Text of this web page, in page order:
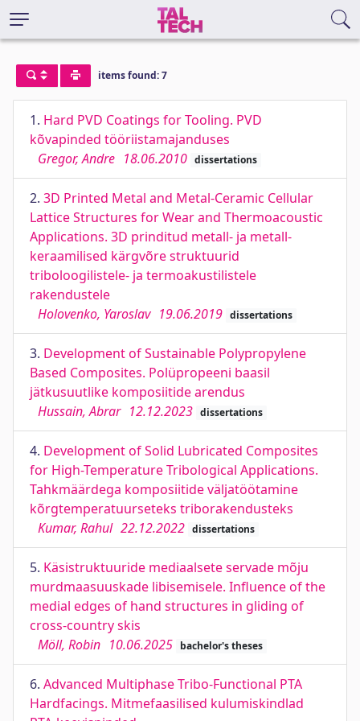
items found: 7
1. Hard PVD Coatings for Tooling. PVD
kõvapinded tööriistamajanduses
Gregor, Andre 18.06.2010 dissertations
2. 3D Printed Metal and Metal-Ceramic Cellular
Lattice Structures for Wear and Thermoacoustic
Applications. 3D prinditud metall- ja metall-
keraamilised kärgvõre struktuurid
triboloogilistele- ja termoakustilistele
rakendustele
Holovenko, Yaroslav 19.06.2019 dissertations
3. Development of Sustainable Polypropylene
Based Composites. Polüpropeeni baasil
jätkusuutlike komposiitide arendus
Hussain, Abrar 12.12.2023 dissertations
4. Development of Solid Lubricated Composites
for High-Temperature Tribological Applications.
Tahkmäärdega komposiitide väljatöötamine
kõrgtemperatuurseteks triborakendusteks
Kumar, Rahul 22.12.2022 dissertations
5. Käsistruktuuride mediaalsete servade mõju
murdmaasuuskade libisemisele. Influence of the
medial edges of hand structures in gliding of
cross-country skis
Möll, Robin 10.06.2025 bachelor's theses
6. Advanced Multiphase Tribo-Functional PTA
Hardfacings. Mitmefaasilised kulumiskindlad